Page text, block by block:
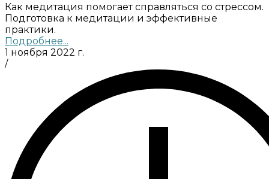
Как медитация помогает справляться со стрессом.
Подготовка к медитации и эффективные
практики.
Подробнее...
1 ноября 2022 г.
/